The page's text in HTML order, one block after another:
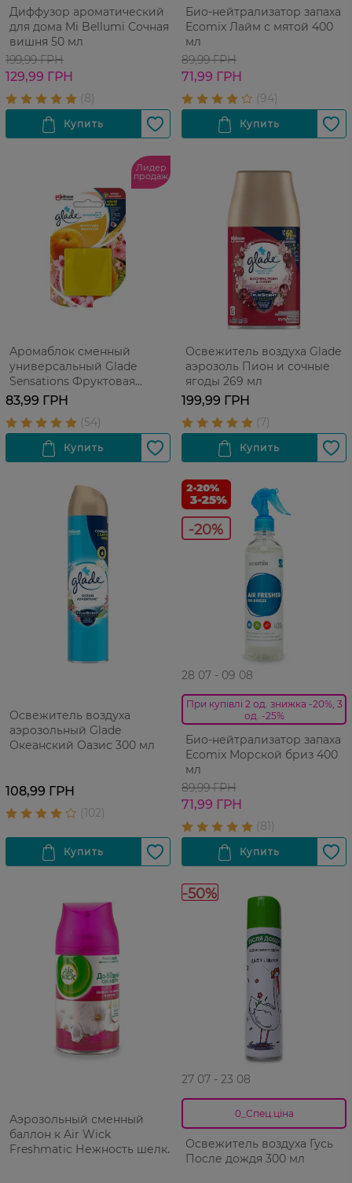
Диффузор ароматический
для дома Mi Bellumi Сочная
вишня 50 мл
199,99 ГРН
129,99 ГРН
Био-нейтрализатор запаха
Ecomix Лайм с мятой 400
мл
89,99 ГРН
71,99 ГРН
Лидер
продаж
Аромаблок сменный
универсальный Glade
Sensations Фруктовая
Фантазия 8 г
83,99 ГРН
Освежитель воздуха Glade
аэрозоль Пион и сочные
ягоды 269 мл
199,99 ГРН
Освежитель воздуха
аэрозольный Glade
Океанский Оазис 300 мл
108,99 ГРН
-20%
28 07 - 09 08
При купівлі 2 од. знижка -20%, 3
од. -25%
Био-нейтрализатор запаха
Ecomix Морской бриз 400
мл
89,99 ГРН
71,99 ГРН
Аэрозольный сменный
баллон к Air Wick
Freshmatic Нежность шелка
-50%
27 07 - 23 08
0_Спец.ціна
Освежитель воздуха Гусь
После дождя 300 мл